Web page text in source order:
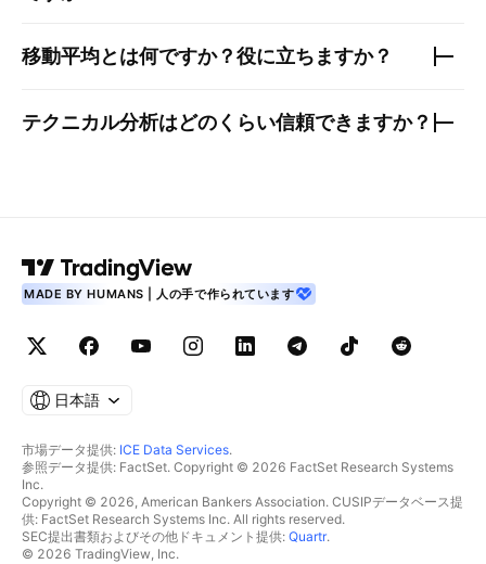
移動平均とは何ですか？役に立ちますか？
テクニカル分析はどのくらい信頼できますか？
MADE BY HUMANS | 人の手で作られています
日本語
市場データ提供: ICE Data Services.
参照データ提供: FactSet. Copyright © 2026 FactSet Research Systems
Inc.
Copyright © 2026, American Bankers Association. CUSIPデータベース提
供: FactSet Research Systems Inc. All rights reserved.
SEC提出書類およびその他ドキュメント提供: Quartr.
© 2026 TradingView, Inc.